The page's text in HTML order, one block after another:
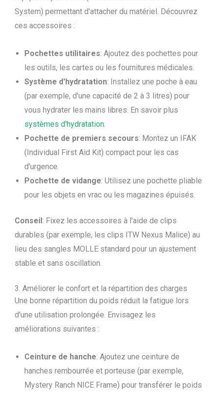
System) permettant d'attacher du matériel. Découvrez
ces accessoires :
Pochettes utilitaires: Ajoutez des pochettes pour
les outils, les cartes ou les fournitures médicales.
Système d'hydratation: Installez une poche à eau
(par exemple, d'une capacité de 2 à 3 litres) pour
vous hydrater les mains libres. En savoir plus
systèmes d'hydratation.
Pochette de premiers secours: Montez un IFAK
(Individual First Aid Kit) compact pour les cas
d'urgence.
Pochette de vidange: Utilisez une pochette pliable
pour les objets en vrac ou les magazines épuisés.
Conseil: Fixez les accessoires à l'aide de clips
durables (par exemple, les clips ITW Nexus Malice) au
lieu des sangles MOLLE standard pour un ajustement
stable et sans oscillation.
3. Améliorer le confort et la répartition des charges
Une bonne répartition du poids réduit la fatigue lors
d'une utilisation prolongée. Envisagez les
améliorations suivantes :
Ceinture de hanche: Ajoutez une ceinture de
hanches rembourrée et porteuse (par exemple,
Mystery Ranch NICE Frame) pour transférer le poids